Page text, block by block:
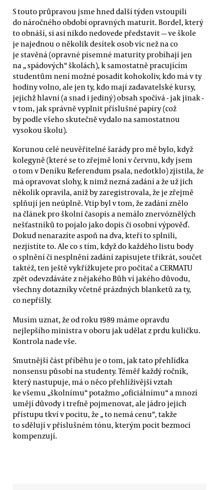
S touto průpravou jsme hned další týden vstoupili
do náročného období opravných maturit. Bordel, který
to obnáší, si asi nikdo nedovede představit — ve škole
je najednou o několik desítek osob víc než na co
je stavěná (opravné písemné maturity probíhají jen
na „ spádových“ školách), k samostatně pracujícím
studentům není možné posadit kohokoliv, kdo má v ty
hodiny volno, ale jen ty, kdo mají zadavatelské kursy,
jejichž hlavní (a snad i jediný) obsah spočívá - jak jinak -
v tom, jak správně vyplnit příslušné papíry (což
by podle všeho skutečně vydalo na samostatnou
vysokou školu).
Korunou celé neuvěřitelné šarády pro mě bylo, když
kolegyně (které se to zřejmě loni v červnu, kdy jsem
o tom v Deníku Referendum psala, nedotklo) zjistila, že
má opravovat slohy, k nimž nezná zadání a že už jich
několik opravila, aniž by zaregistrovala, že je zřejmě
splňují jen neúplně. Vtip byl v tom, že zadání znělo
na článek pro školní časopis a nemálo znervóznělých
nešťastníků to pojalo jako dopis či osobní výpověď.
Dokud nenarazíte aspoň na dva, kteří to splnili,
nezjistíte to. Ale co s tím, když do každého listu body
o splnění či nesplnění zadání zapisujete třikrát, součet
taktéž, ten ještě vykřížkujete pro počítač a CERMATU
zpět odevzdáváte z nějakého Bůh ví jakého důvodu,
všechny dotazníky včetně prázdných blanketů za ty,
co nepřišly.
Musím uznat, že od roku 1989 máme opravdu
nejlepšího ministra v oboru jak udělat z prdu kuličku.
Kontrola nade vše.
Smutnější část příběhu je o tom, jak tato přehlídka
nonsensu působí na studenty. Téměř každý ročník,
který nastupuje, má o něco přehlíživější vztah
ke všemu „školnímu“ potažmo „oficiálnímu“ a mnozí
umějí důvody i trefně pojmenovat, ale jádro jejich
přístupu tkví v pocitu, že „ to nemá cenu“, takže
to sdělují v příslušném tónu, kterým pocit bezmoci
kompenzují.